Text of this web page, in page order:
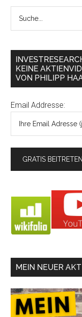
KEINE
VON PHILIPP
Email Addresse:
MEIN NEUER